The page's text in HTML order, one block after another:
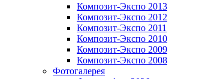
Композит-Экспо 2013
Композит-Экспо 2012
Композит-Экспо 2011
Композит-Экспо 2010
Композит-Экспо 2009
Композит-Экспо 2008
Фотогалерея